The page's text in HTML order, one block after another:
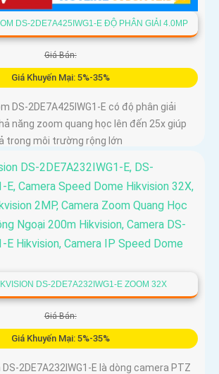
DS-2DE7A425IWG1-E ĐỘ PHÂN GIẢI 4.0MP
Giá Bán:
Giá Khuyến Mại: 5%-35%
DS-2DE7A425IWG1-E có độ phân giải
năng zoom quang học lên đến 25x giúp
trong môi trường rộng lớn
DS-2DE7A232IWG1-E ZOOM 32X
Giá Bán:
Giá Khuyến Mại: 5%-35%
2DE7A232IWG1-E là dòng camera PTZ